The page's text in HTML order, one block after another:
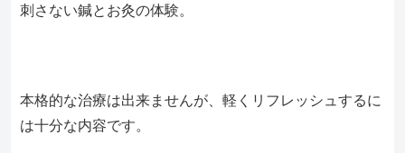
刺さない鍼とお灸の体験。
本格的な治療は出来ませんが、軽くリフレッシュするに
は十分な内容です。